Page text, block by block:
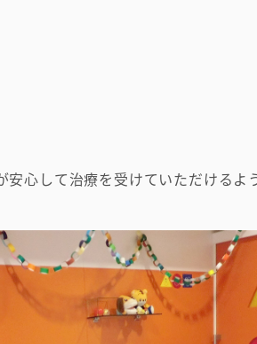
心して治療を受けていただけるよ